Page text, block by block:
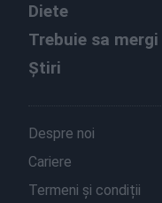
Diete
Trebuie sa mergi
Știri
Despre noi
Cariere
Termeni și condiții